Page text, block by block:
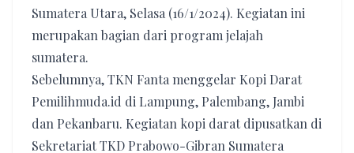
Sumatera Utara, Selasa (16/1/2024). Kegiatan ini
merupakan bagian dari program jelajah
sumatera.
Sebelumnya, TKN Fanta menggelar Kopi Darat
Pemilihmuda.id di Lampung, Palembang, Jambi
dan Pekanbaru. Kegiatan kopi darat dipusatkan di
Sekretariat TKD Prabowo-Gibran Sumatera